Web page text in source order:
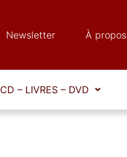
Newsletter À propos
CD – LIVRES – DVD